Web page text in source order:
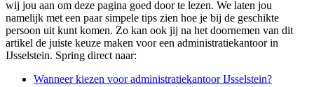
wij jou aan om deze pagina goed door te lezen. We laten jou
namelijk met een paar simpele tips zien hoe je bij de geschikte
persoon uit kunt komen. Zo kan ook jij na het doornemen van dit
artikel de juiste keuze maken voor een administratiekantoor in
IJsselstein. Spring direct naar:
Wanneer kiezen voor administratiekantoor IJsselstein?